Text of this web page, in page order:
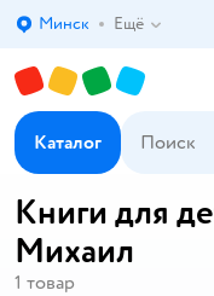
Выбор адреса доставки.
Минск Ещё
Каталог
Книги для
Михаил
1 товар